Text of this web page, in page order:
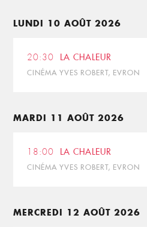
LUNDI 10 AOÛT 2026
20:30 LA CHALEUR
CINÉMA YVES ROBERT, EVRON
MARDI 11 AOÛT 2026
18:00 LA CHALEUR
CINÉMA YVES ROBERT, EVRON
MERCREDI 12 AOÛT 2026